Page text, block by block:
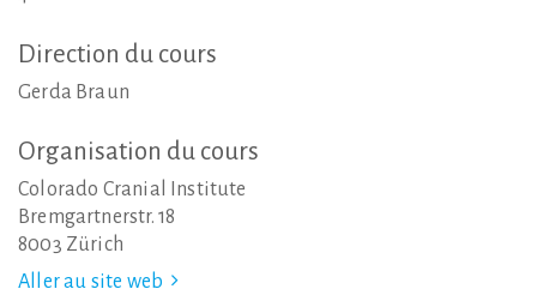
Direction du cours
Gerda Braun
Organisation du cours
Colorado Cranial Institute
Bremgartnerstr. 18
8003 Zürich
Aller au site web